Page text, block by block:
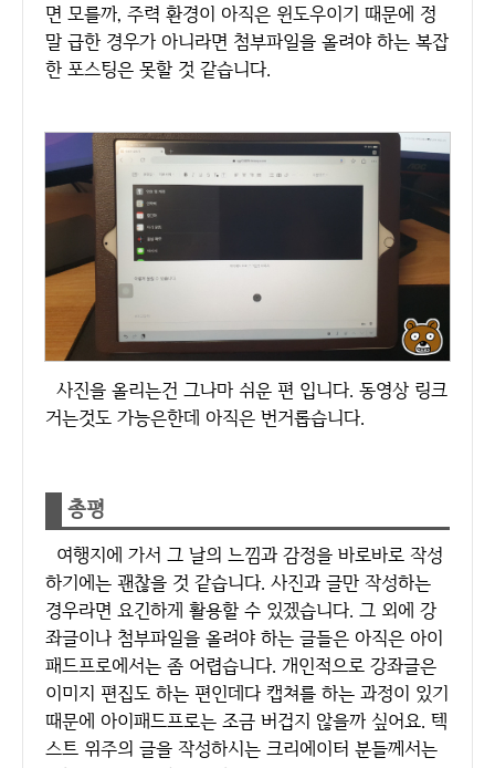
면 모를까, 주력 환경이 아직은 윈도우이기 때문에 정
말 급한 경우가 아니라면 첨부파일을 올려야 하는 복잡
한 포스팅은 못할 것 같습니다.
사진을 올리는건 그나마 쉬운 편 입니다. 동영상 링크
거는것도 가능은한데 아직은 번거롭습니다.
총평
여행지에 가서 그 날의 느낌과 감정을 바로바로 작성
하기에는 괜찮을 것 같습니다. 사진과 글만 작성하는
경우라면 요긴하게 활용할 수 있겠습니다. 그 외에 강
좌글이나 첨부파일을 올려야 하는 글들은 아직은 아이
패드프로에서는 좀 어렵습니다. 개인적으로 강좌글은
이미지 편집도 하는 편인데다 캡쳐를 하는 과정이 있기
때문에 아이패드프로는 조금 버겁지 않을까 싶어요. 텍
스트 위주의 글을 작성하시는 크리에이터 분들께서는